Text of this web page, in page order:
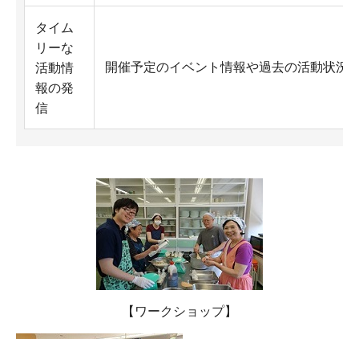
タイム
リーな
活動情
報の発
信
開催予定のイベント情報や過去の活動状況
【ワークショップ】